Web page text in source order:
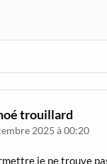
trouillard
2025 à 00:20
je ne trouve